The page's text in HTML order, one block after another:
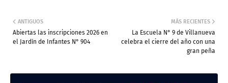
MÁS RECIENTES
La Escuela N° 9 de Villanueva
celebra el cierre del año con una
gran peña
ANTIGUOS
Abiertas las inscripciones 2026 en
el Jardín de Infantes N° 904